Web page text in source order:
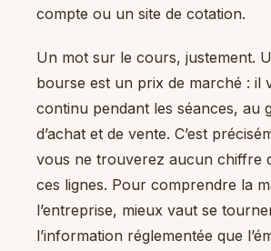
compte ou un site de cotation.
Un mot sur le cours, justement.
bourse est un prix de marché : il
continu pendant les séances, au
d’achat et de vente. C’est
vous ne trouverez aucun chiffre
ces lignes. Pour comprendre la
l’entreprise, mieux vaut se
l’information réglementée que